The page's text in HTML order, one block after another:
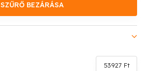
SZŰRŐ BEZÁRÁSA
53927 Ft